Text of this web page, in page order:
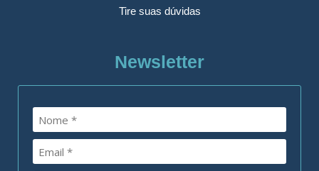
Tire suas dúvidas
Newsletter